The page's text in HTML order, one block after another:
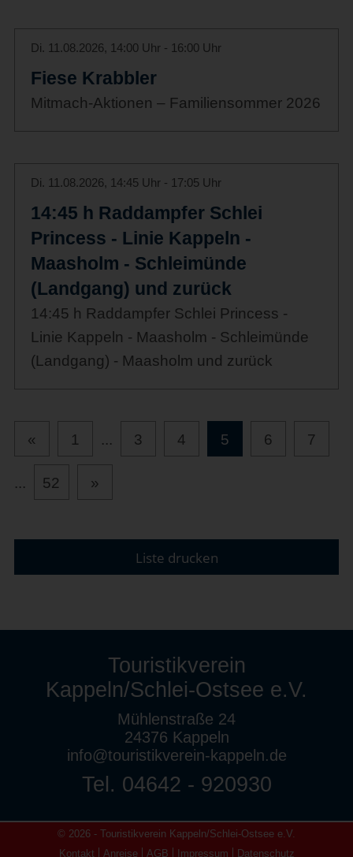
Di. 11.08.2026, 14:00 Uhr - 16:00 Uhr
Fiese Krabbler
Mitmach-Aktionen – Familiensommer 2026
Di. 11.08.2026, 14:45 Uhr - 17:05 Uhr
14:45 h Raddampfer Schlei
Princess - Linie Kappeln -
Maasholm - Schleimünde
(Landgang) und zurück
14:45 h Raddampfer Schlei Princess -
Linie Kappeln - Maasholm - Schleimünde
(Landgang) - Maasholm und zurück
« 1 ... 3 4 5 6 7
... 52 »
Liste drucken
Touristikverein
Kappeln/Schlei-Ostsee e.V.
Mühlenstraße 24
24376 Kappeln
info@touristikverein-kappeln.de
Tel. 04642 - 920930
© 2026 - Touristikverein Kappeln/Schlei-Ostsee e.V.
Kontakt
Anreise AGB Impressum Datenschutz